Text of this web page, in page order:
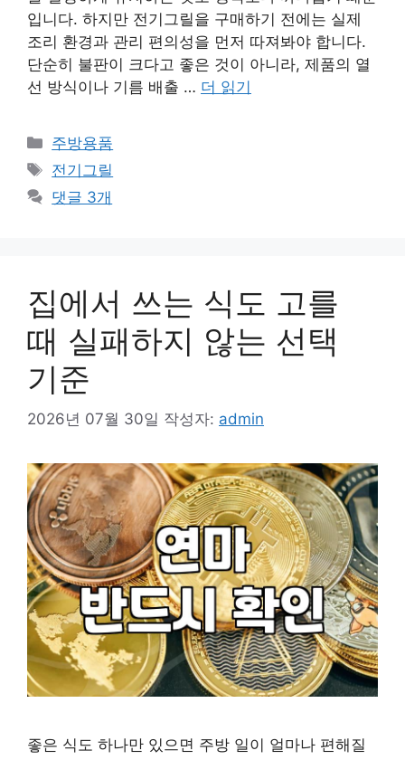
입니다. 하지만 전기그릴을 구매하기 전에는 실제
조리 환경과 관리 편의성을 먼저 따져봐야 합니다.
단순히 불판이 크다고 좋은 것이 아니라, 제품의 열
선 방식이나 기름 배출 … 더 읽기
카
테
리
주방용품
태
그
전기그릴
댓글 3개
집에서 쓰는 식도 고를
때 실패하지 않는 선택
기준
2026년 07월 30일 작성자: admin
좋은 식도 하나만 있으면 주방 일이 얼마나 편해질